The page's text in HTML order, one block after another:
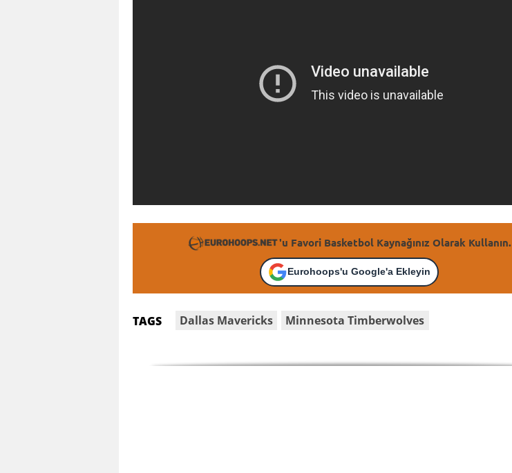
'u Favori Basketbol Kaynağınız Olarak Kullanın.
Eurohoops'u Google'a Ekleyin
TAGS Dallas Mavericks Minnesota Timberwolves